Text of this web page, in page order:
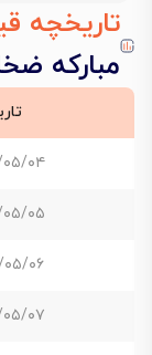
تاریخچه
مبارکه ضخامت 0.58
۱۴۰۵/
۱۴۰۵/
۱۴۰۵/
۱۴۰۵/